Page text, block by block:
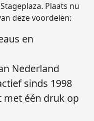
Plaats nu
deze voordelen:
en
Nederland
sinds 1998
met één druk op